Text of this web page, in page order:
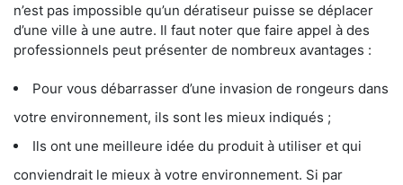
n’est pas impossible qu’un dératiseur puisse se déplacer
d’une ville à une autre. Il faut noter que faire appel à des
professionnels peut présenter de nombreux avantages :
Pour vous débarrasser d’une invasion de rongeurs dans
votre environnement, ils sont les mieux indiqués ;
Ils ont une meilleure idée du produit à utiliser et qui
conviendrait le mieux à votre environnement. Si par